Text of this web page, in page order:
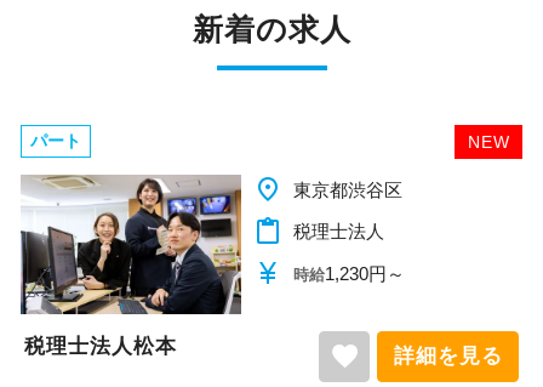
新着の求人
NEW
パート
place 千葉県柏市
content_paste 税理士法人
currency_yen 時給1,140円～
税理士法人松本 favorite 詳細を見る